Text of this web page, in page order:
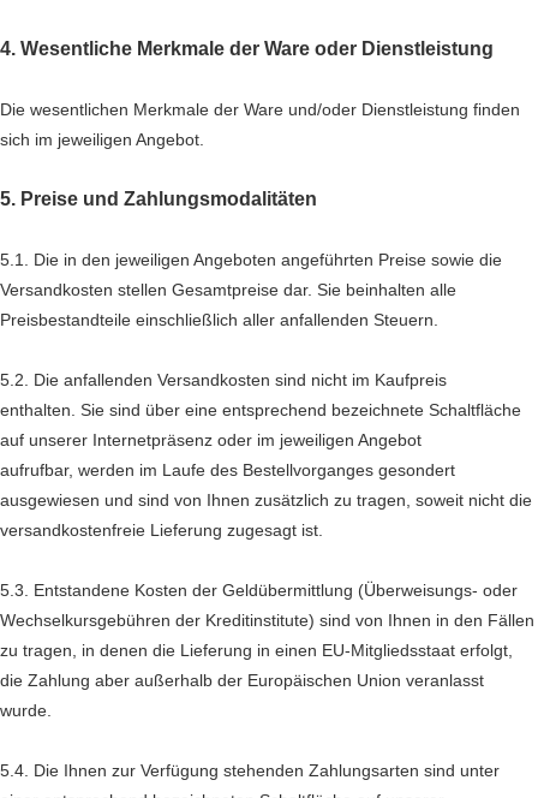
4. Wesentliche Merkmale der Ware oder Dienstleistung
Die wesentlichen Merkmale der Ware und/oder Dienstleistung finden
sich im jeweiligen Angebot.
5. Preise und Zahlungsmodalitäten
5.1. Die in den jeweiligen Angeboten angeführten Preise sowie die
Versandkosten stellen Gesamtpreise dar. Sie beinhalten alle
Preisbestandteile einschließlich aller anfallenden Steuern.
5.2. Die anfallenden Versandkosten sind nicht im Kaufpreis
enthalten. Sie sind über eine entsprechend bezeichnete Schaltfläche
auf unserer Internetpräsenz oder im jeweiligen Angebot
aufrufbar, werden im Laufe des Bestellvorganges gesondert
ausgewiesen und sind von Ihnen zusätzlich zu tragen, soweit nicht die
versandkostenfreie Lieferung zugesagt ist.
5.3. Entstandene Kosten der Geldübermittlung (Überweisungs- oder
Wechselkursgebühren der Kreditinstitute) sind von Ihnen in den Fällen
zu tragen, in denen die Lieferung in einen EU-Mitgliedsstaat erfolgt,
die Zahlung aber außerhalb der Europäischen Union veranlasst
wurde.
5.4. Die Ihnen zur Verfügung stehenden Zahlungsarten sind unter